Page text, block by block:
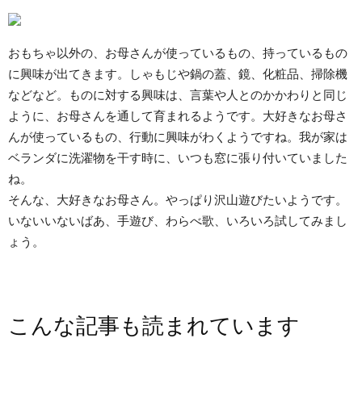
おもちゃ以外の、お母さんが使っているもの、持っているもの
に興味が出てきます。しゃもじや鍋の蓋、鏡、化粧品、掃除機
などなど。ものに対する興味は、言葉や人とのかかわりと同じ
ように、お母さんを通して育まれるようです。大好きなお母さ
んが使っているもの、行動に興味がわくようですね。我が家は
ベランダに洗濯物を干す時に、いつも窓に張り付いていました
ね。
そんな、大好きなお母さん。やっぱり沢山遊びたいようです。
いないいないばあ、手遊び、わらべ歌、いろいろ試してみまし
ょう。
こんな記事も読まれています